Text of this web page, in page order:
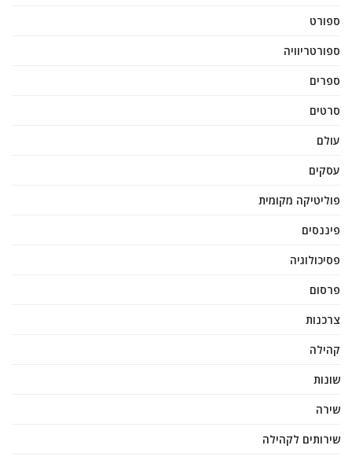
ספורט
ספורטריוויה
ספרים
סרטים
עולם
עסקים
פוליטיקה מקומית
פיננסים
פסיכולוגיה
פרסום
צרכנות
קהילה
שונות
שירה
שירותים לקהילה